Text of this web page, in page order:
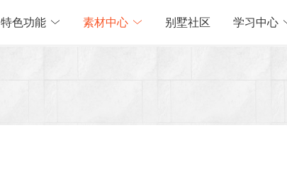
特色功能 素材中心 别墅社区 学习中心